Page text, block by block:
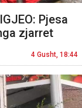
Pjesa
zjarret
4 Gusht, 18:44